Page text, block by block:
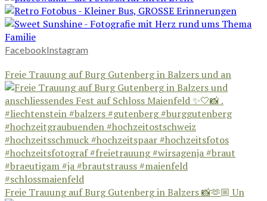
FacebookInstagram
Freie Trauung auf Burg Gutenberg in Balzers und an
Freie Trauung auf Burg Gutenberg in Balzers 📸🫶🏼 Un